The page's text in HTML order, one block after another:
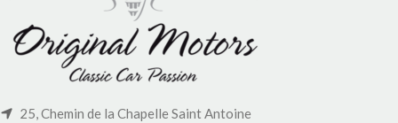
25, Chemin de la Chapelle Saint Antoine